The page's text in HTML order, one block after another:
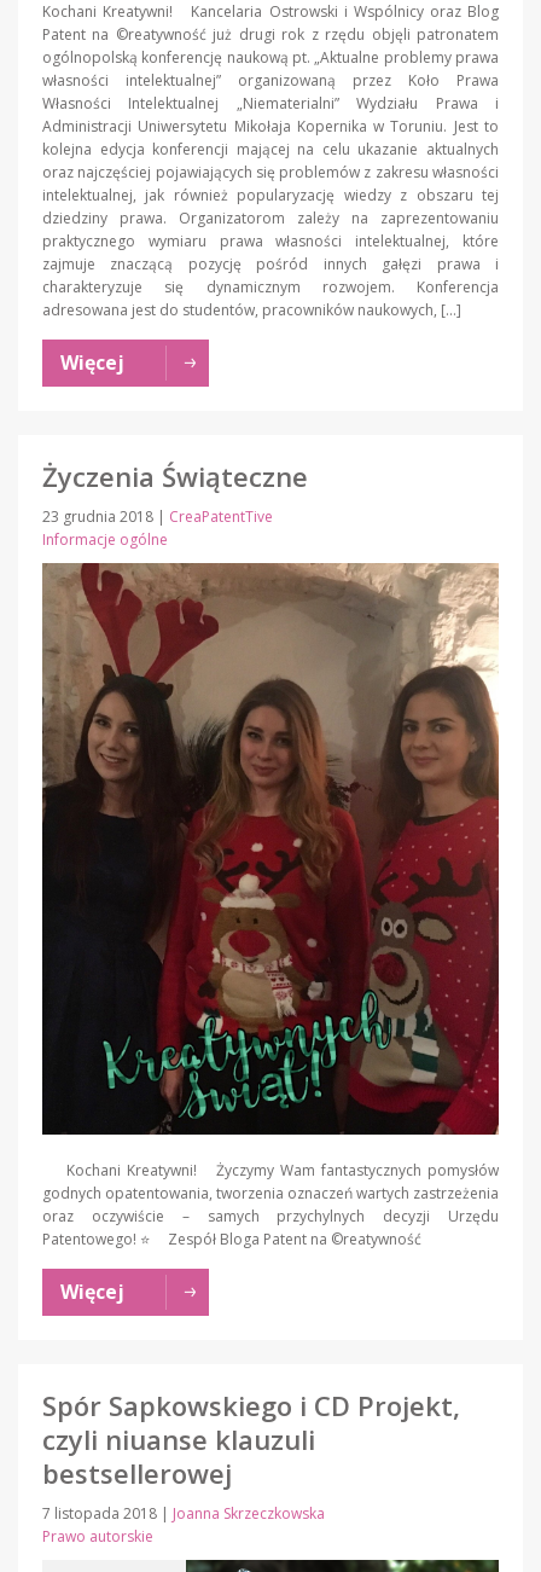
Kochani Kreatywni! Kancelaria Ostrowski i Wspólnicy oraz Blog
Patent na ©reatywność już drugi rok z rzędu objęli patronatem
ogólnopolską konferencję naukową pt. „Aktualne problemy prawa
własności intelektualnej” organizowaną przez Koło Prawa
Własności Intelektualnej „Niematerialni” Wydziału Prawa i
Administracji Uniwersytetu Mikołaja Kopernika w Toruniu. Jest to
kolejna edycja konferencji mającej na celu ukazanie aktualnych
oraz najczęściej pojawiających się problemów z zakresu własności
intelektualnej, jak również popularyzację wiedzy z obszaru tej
dziedziny prawa. Organizatorom zależy na zaprezentowaniu
praktycznego wymiaru prawa własności intelektualnej, które
zajmuje znaczącą pozycję pośród innych gałęzi prawa i
charakteryzuje się dynamicznym rozwojem. Konferencja
adresowana jest do studentów, pracowników naukowych, […]
Więcej
Życzenia Świąteczne
23 grudnia 2018 | CreaPatentTive
Informacje ogólne
Kochani Kreatywni! Życzymy Wam fantastycznych pomysłów
godnych opatentowania, tworzenia oznaczeń wartych zastrzeżenia
oraz oczywiście – samych przychylnych decyzji Urzędu
Patentowego! ⭐️ Zespół Bloga Patent na ©reatywność
Więcej
Spór Sapkowskiego i CD Projekt,
czyli niuanse klauzuli
bestsellerowej
7 listopada 2018 | Joanna Skrzeczkowska
Prawo autorskie